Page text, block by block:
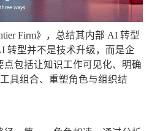
Firm》，总结其内部 AI 转型
转型并不是技术升级，而是企
包括让知识工作可见化、明确
具组合、重塑角色与组织结